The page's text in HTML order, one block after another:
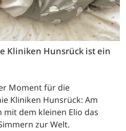
Kliniken Hunsrück ist ein
Moment für die
Kliniken Hunsrück: Am
mit dem kleinen Elio das
zur Welt.